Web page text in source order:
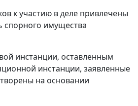
к участию в деле привлечены
спорного имущества
инстанции, оставленным
инстанции, заявленные
на основании